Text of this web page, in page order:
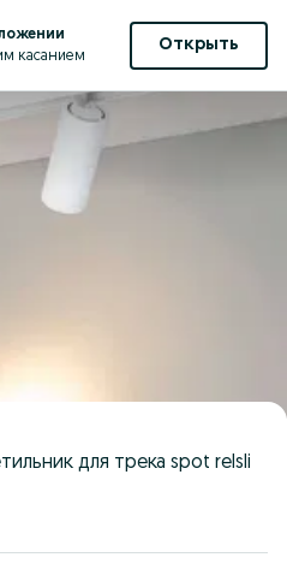
касанием
Открыть
для трека spot relsli